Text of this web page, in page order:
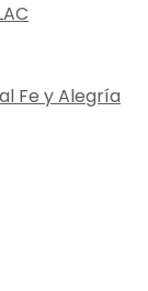
Fe y Alegría